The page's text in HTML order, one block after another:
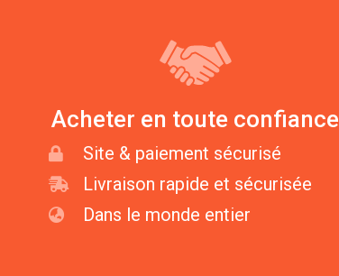
Acheter en toute confiance
Site & paiement sécurisé
Livraison rapide et sécurisée
Dans le monde entier